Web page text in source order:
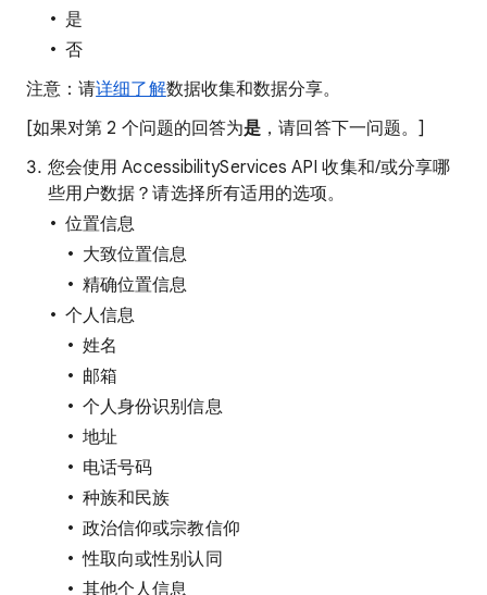
是
否
注意：请详细了解数据收集和数据分享。
[如果对第 2 个问题的回答为是 ，请回答下一问题。]
您会使用 AccessibilityServices API 收集和/或分享哪
些用户数据？请选择所有适用的选项。
位置信息
大致位置信息
精确位置信息
个人信息
姓名
邮箱
个人身份识别信息
地址
电话号码
种族和民族
政治信仰或宗教信仰
性取向或性别认同
其他个人信息